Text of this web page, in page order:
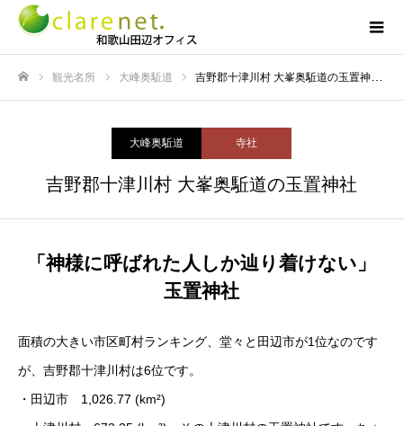
観光名所 大峰奥駈道 吉野郡十津川村 大峯奥駈道の玉置神社
大峰奥駈道 寺社
吉野郡十津川村 大峯奥駈道の玉置神社
「神様に呼ばれた人しか辿り着けない」
玉置神社
面積の大きい市区町村ランキング、堂々と田辺市が1位なのです
が、吉野郡十津川村は6位です。
・田辺市 1,026.77 (km²)